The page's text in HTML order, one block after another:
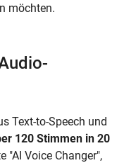
möchten.
Text-to-Speech und
120 Stimmen in 20
"AI Voice Changer",